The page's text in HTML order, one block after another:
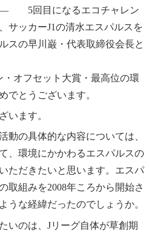
5回目になるエコチャレン
サッカーJ1の清水エスパルスを
スの早川巌・代表取締役会長と
オフセット大賞・最高位の環
でとうございます。
ます。
の具体的な内容については、
、環境にかかわるエスパルスの
ただきたいと思います。エスパ
取組みを2008年ころから開始さ
うな経緯だったのでしょうか。
のは、Jリーグ自体が草創期